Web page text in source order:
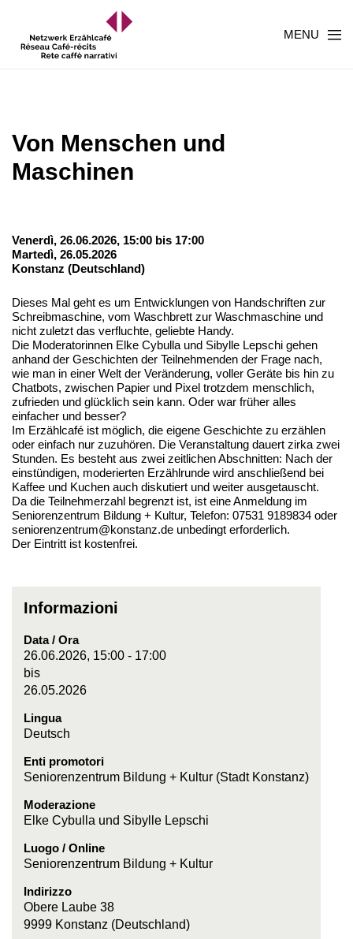
MENU
Von Menschen und
Maschinen
Venerdì, 26.06.2026, 15:00 bis 17:00
Martedì, 26.05.2026
Konstanz (Deutschland)
Dieses Mal geht es um Entwicklungen von Handschriften zur
Schreibmaschine, vom Waschbrett zur Waschmaschine und
nicht zuletzt das verfluchte, geliebte Handy.
Die Moderatorinnen Elke Cybulla und Sibylle Lepschi gehen
anhand der Geschichten der Teilnehmenden der Frage nach,
wie man in einer Welt der Veränderung, voller Geräte bis hin zu
Chatbots, zwischen Papier und Pixel trotzdem menschlich,
zufrieden und glücklich sein kann. Oder war früher alles
einfacher und besser?
Im Erzählcafé ist möglich, die eigene Geschichte zu erzählen
oder einfach nur zuzuhören. Die Veranstaltung dauert zirka zwei
Stunden. Es besteht aus zwei zeitlichen Abschnitten: Nach der
einstündigen, moderierten Erzählrunde wird anschließend bei
Kaffee und Kuchen auch diskutiert und weiter ausgetauscht.
Da die Teilnehmerzahl begrenzt ist, ist eine Anmeldung im
Seniorenzentrum Bildung + Kultur, Telefon: 07531 9189834 oder
seniorenzentrum@konstanz.de unbedingt erforderlich.
Der Eintritt ist kostenfrei.
Informazioni
Data / Ora
26.06.2026, 15:00 - 17:00
bis
26.05.2026
Lingua
Deutsch
Enti promotori
Seniorenzentrum Bildung + Kultur (Stadt Konstanz)
Moderazione
Elke Cybulla und Sibylle Lepschi
Luogo / Online
Seniorenzentrum Bildung + Kultur
Indirizzo
Obere Laube 38
9999 Konstanz (Deutschland)